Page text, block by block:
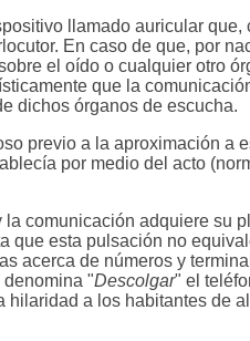
llamado auricular que,
En caso de que, por
el oído o cualquier otro
que la
dichos órganos de escucha.
previo a la aproximación a
por medio del acto
comunicación adquiere su
que esta pulsación no
acerca de números y
denomina "Descolgar" el
a los habitantes de